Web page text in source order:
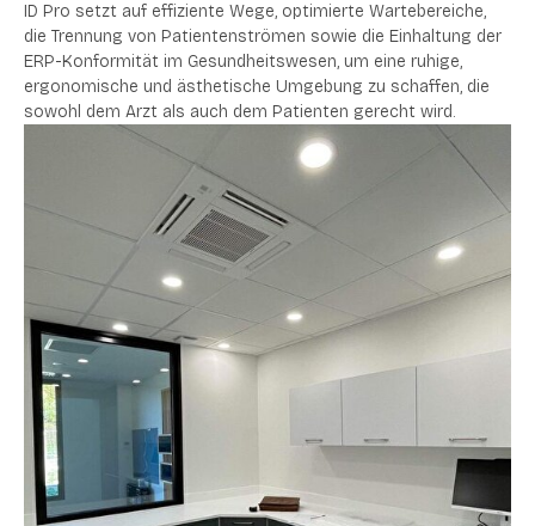
ID Pro setzt auf effiziente Wege, optimierte Wartebereiche,
die Trennung von Patientenströmen sowie die Einhaltung der
ERP-Konformität im Gesundheitswesen, um eine ruhige,
ergonomische und ästhetische Umgebung zu schaffen, die
sowohl dem Arzt als auch dem Patienten gerecht wird.